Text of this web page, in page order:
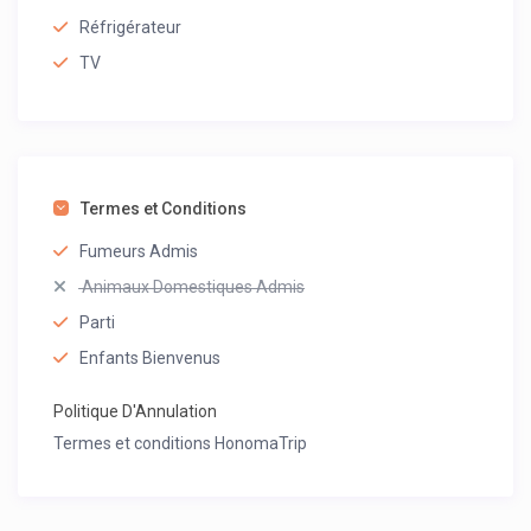
Réfrigérateur
TV
Termes et Conditions
Fumeurs Admis
Animaux Domestiques Admis
Parti
Enfants Bienvenus
Politique D'Annulation
Termes et conditions HonomaTrip